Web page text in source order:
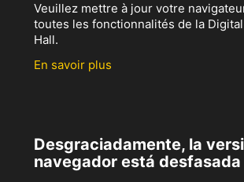
Veuillez mettre à jour votre
toutes les fonctionnalités de la
Hall.
En savoir plus
Desgraciadamente, la
navegador está desfasada